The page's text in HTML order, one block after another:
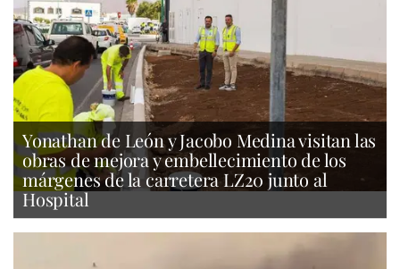
Yonathan de León y Jacobo Medina visitan las
obras de mejora y embellecimiento de los
márgenes de la carretera LZ20 junto al
Hospital